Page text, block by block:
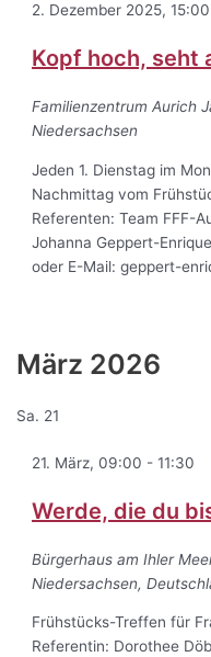
2. Dezember 2025, 15:00
Kopf hoch, seht
Familienzentrum Aurich
Niedersachsen
Jeden 1. Dienstag im
Nachmittag vom
Referenten: Team FFF-
Johanna Geppert-
oder E-Mail: geppert-
März 2026
Sa. 21
21. März, 09:00 -11:30
Werde, die du
Bürgerhaus am Ihler
Niedersachsen,
Frühstücks-Treffen für
Referentin: Dorothee